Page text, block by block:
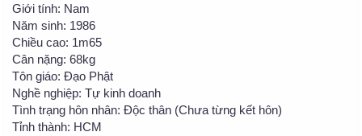
Giới tính: Nam
Năm sinh: 1986
Chiều cao: 1m65
Cân nặng: 68kg
Tôn giáo: Đạo Phật
Nghề nghiệp: Tự kinh doanh
Tình trạng hôn nhân: Độc thân (Chưa từng kết hôn)
Tỉnh thành: HCM